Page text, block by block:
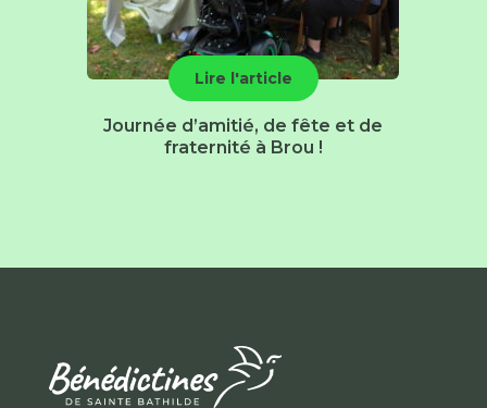
Lire l'article
Journée d’amitié, de fête et de
fraternité à Brou !